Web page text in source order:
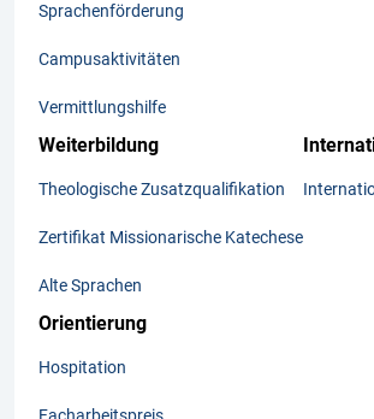
Sprachenförderung
Campusaktivitäten
Vermittlungshilfe
Weiterbildung
Theologische Zusatzqualifikation
Zertifikat Missionarische Katechese
Alte Sprachen
Orientierung
Hospitation